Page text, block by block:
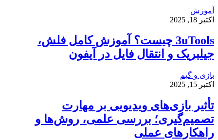
آموزش
اکتبر 18, 2025
3uTools چیست؟ آموزش کامل فلش،
جیلبریک و انتقال فایل در آیفون
بازی و گیم
اکتبر 15, 2025
تأثیر بازی‌های ویدیویی بر مهارت
تصمیم‌گیری؛ بررسی علمی، روش‌ها و
راهکارهای عملی